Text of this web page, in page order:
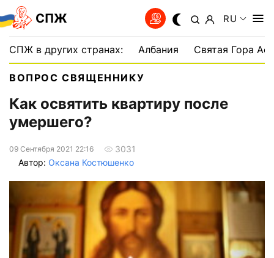
СПЖ RU
СПЖ в других странах: Албания Святая Гора
ВОПРОС СВЯЩЕННИКУ
Как освятить квартиру после
умершего?
09 Сентября 2021 22:16
3031
Автор: Оксана Костюшенко